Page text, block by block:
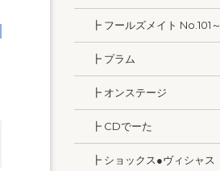
┣ フールズメイト No.101～
┣ プラム
┣ オンステージ
┣ CDでーた
┣ ショックス●ヴィシャス